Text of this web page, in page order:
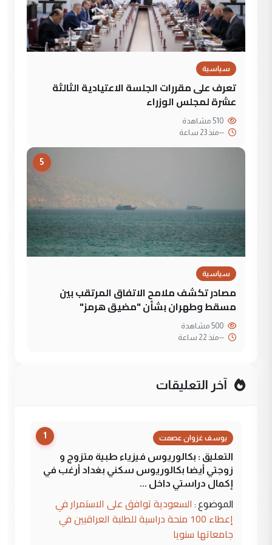
سياسية
تعرف على مقررات الجلسة الاعتيادية الثالثة
عشرة لمجلس الوزراء
--منذ 23 ساعة
5
سياسية
مصادر تكشف ملامح الاتفاق المرتقب بين
مسقط وطهران بشأن "مضيق هرمز"
--منذ 22 ساعة
آخر التعليقات
1 يوسف غزوان عصمت
التعليق : بكالوريوس فيزياء طبية متزوج و
زوجتي أيضا بكالوريوس سكني بغداد أرغب في
إكمال دراستي داخل ...
الموضوع : السعودية توافق على الاستمرار في
إعطاء 100 منحة دراسية للطلبة العراقيين في
جامعاتها سنويا